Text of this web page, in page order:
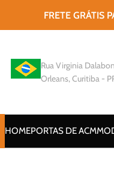
FRETE GRÁTIS
Rua Virginia
Orleans, Curitiba -
HOMEPORTAS DE ACM